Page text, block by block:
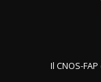
Il CNOS-